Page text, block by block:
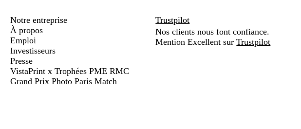
Notre entreprise
À propos
Emploi
Investisseurs
Presse
VistaPrint x Trophées PME RMC
Grand Prix Photo Paris Match
Trustpilot
Nos clients nous font confiance.
Mention Excellent surTrustpilot